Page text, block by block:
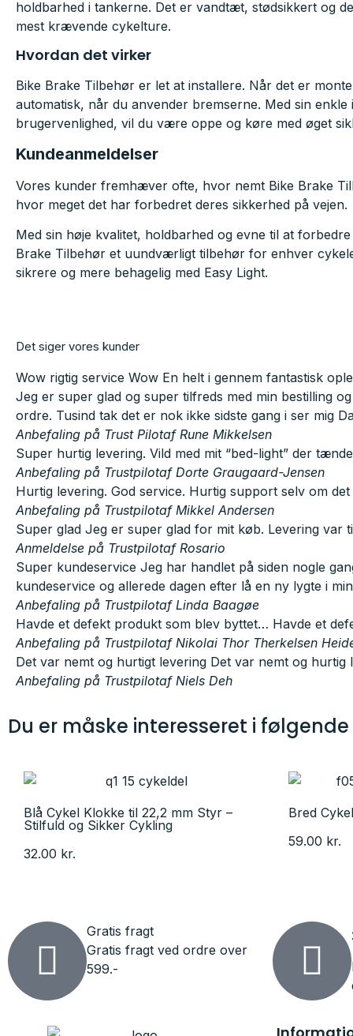
holdbarhed i tankerne. Det er vandtæt, stødsikkert og
mest krævende cykelture.
Hvordan det virker
Bike Brake Tilbehør er let at installere. Når det er
automatisk, når du anvender bremserne. Med sin enkle
brugervenlighed, vil du være oppe og køre med øget
Kundeanmeldelser
Vores kunder fremhæver ofte, hvor nemt Bike Brake
hvor meget det har forbedret deres sikkerhed på vejen.
Med sin høje kvalitet, holdbarhed og evne til at
Brake Tilbehør et uundværligt tilbehør for enhver
sikrere og mere behagelig med Easy Light.
Det siger vores kunder
Wow rigtig service Wow En helt i gennem fantastisk
Jeg er super glad og super tilfreds med min bestilling
ordre. Tusind tak det er nok ikke sidste gang i ser mig
Anbefaling på Trust Pilotaf Rune Mikkelsen
Super hurtig levering. Vild med mit “bed-light” der
Anbefaling på Trustpilotaf Dorte Graugaard-Jensen
Hurtig levering. God service. Hurtig support selv om
Anbefaling på Trustpilotaf Mikkel Andersen
Super glad Jeg er super glad for mit køb. Levering var
Anmeldelse på Trustpilotaf Rosario
Super kundeservice Jeg har handlet på siden nogle
kundeservice og allerede dagen efter lå en ny lygte i
Anbefaling på Trustpilotaf Linda Baagøe
Havde et defekt produkt som blev byttet… Havde et
Anbefaling på Trustpilotaf Nikolai Thor Therkelsen
Det var nemt og hurtigt levering Det var nemt og
Anbefaling på Trustpilotaf Niels Deh
Du er måske interesseret i
Blå Cykel Klokke til 22,2 mm Styr –
Stilfuld og Sikker Cykling
32.00 kr.
Bred
59.00 kr.
Gratis fragt
Gratis fragt ved ordre over
599.-